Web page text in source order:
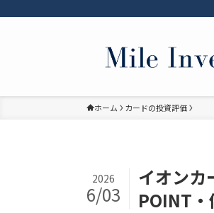
ホーム カードの投資評価
イオンカ
POINT
2026
6/03